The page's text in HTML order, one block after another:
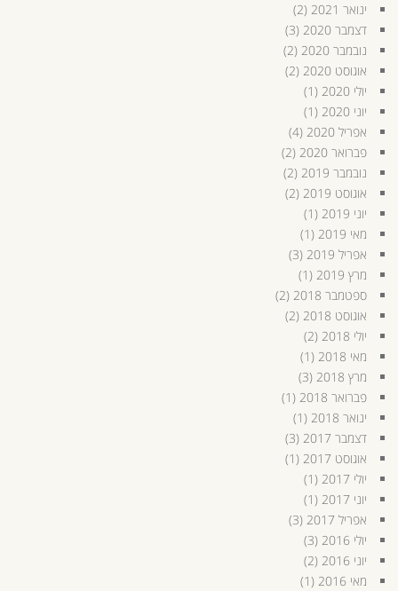
ינואר 2021
(2)
דצמבר 2020
(3)
נובמבר 2020
(2)
אוגוסט 2020
(2)
יולי 2020
(1)
יוני 2020
(1)
אפריל 2020
(4)
פברואר 2020
(2)
נובמבר 2019
(2)
אוגוסט 2019
(2)
יוני 2019
(1)
מאי 2019
(1)
אפריל 2019
(3)
מרץ 2019
(1)
ספטמבר 2018
(2)
אוגוסט 2018
(2)
יולי 2018
(2)
מאי 2018
(1)
מרץ 2018
(3)
פברואר 2018
(1)
ינואר 2018
(1)
דצמבר 2017
(3)
אוגוסט 2017
(1)
יולי 2017
(1)
יוני 2017
(1)
אפריל 2017
(3)
יולי 2016
(3)
יוני 2016
(2)
מאי 2016
(1)